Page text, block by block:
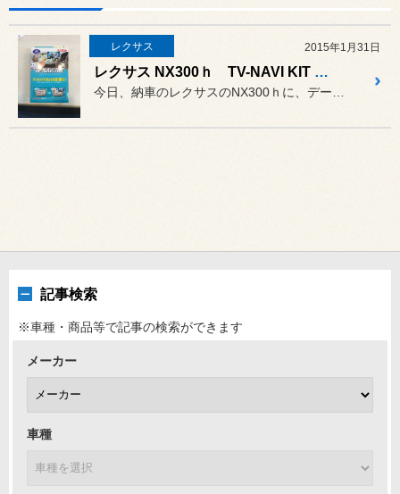
レクサス 2015年1月31日
レクサス NX300ｈ TV-NAVI KIT 取付
記事検索
※車種・商品等で記事の検索ができます
メーカー
車種